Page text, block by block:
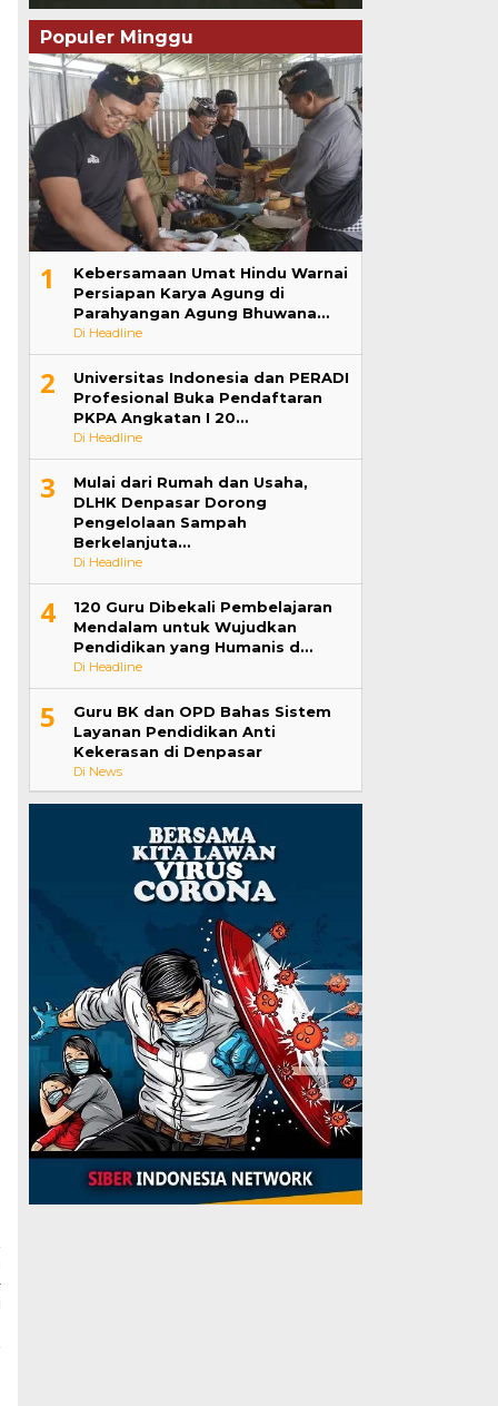
Populer Minggu
1
Kebersamaan Umat Hindu Warnai
Persiapan Karya Agung di
Parahyangan Agung Bhuwana…
Di Headline
2
Universitas Indonesia dan PERADI
Profesional Buka Pendaftaran
PKPA Angkatan I 20…
Di Headline
3
Mulai dari Rumah dan Usaha,
DLHK Denpasar Dorong
Pengelolaan Sampah
Berkelanjuta…
Di Headline
4
120 Guru Dibekali Pembelajaran
Mendalam untuk Wujudkan
Pendidikan yang Humanis d…
Di Headline
5
Guru BK dan OPD Bahas Sistem
Layanan Pendidikan Anti
Kekerasan di Denpasar
Di News